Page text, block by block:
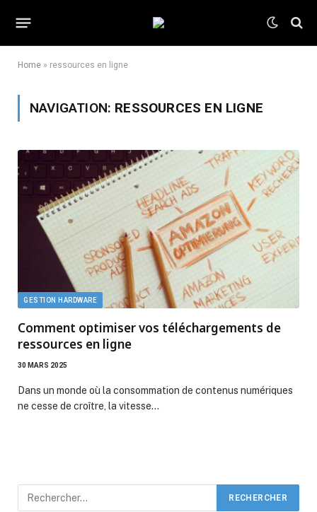
Home » ressources en ligne
NAVIGATION: RESSOURCES EN LIGNE
GESTION HARDWARE
Comment optimiser vos téléchargements de
ressources en ligne
30 MARS 2025
Dans un monde où la consommation de contenus numériques
ne cesse de croître, la vitesse…